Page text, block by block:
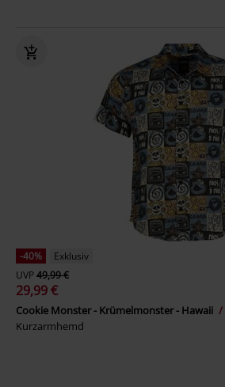
-40%
Exklusiv
UVP49,99 €
29,99 €
Cookie Monster - Krümelmonster - Hawaii
Kurzarmhemd